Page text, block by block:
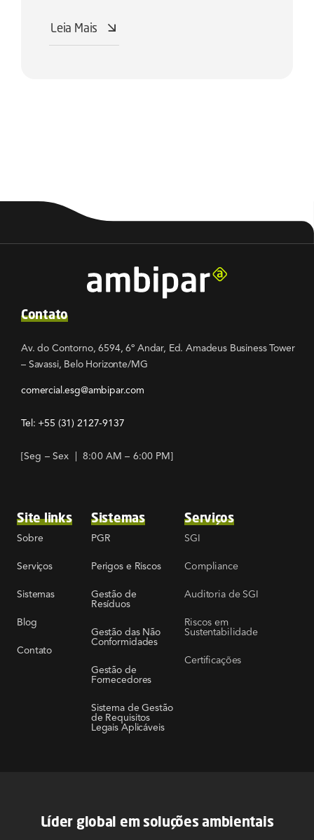
Leia Mais
Contato
Av. do Contorno, 6594, 6º Andar, Ed. Amadeus Business Tower
– Savassi, Belo Horizonte/MG
comercial.esg@ambipar.com
Tel: +55 (31) 2127-9137
[Seg – Sex | 8:00 AM – 6:00 PM]
Site links
Sobre
Serviços
Sistemas
Blog
Contato
Sistemas
PGR
Perigos e Riscos
Gestão de
Resíduos
Gestão das Não
Conformidades
Gestão de
Fornecedores
Sistema de Gestão
de Requisitos
Legais Aplicáveis
Serviços
SGI
Compliance
Auditoria de SGI
Riscos em
Sustentabilidade
Certificações
Líder global em soluções ambientais